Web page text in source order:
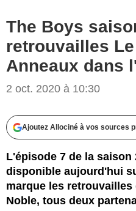
The Boys
retrouvailles
Anneaux dans
2 oct. 2020 à 10:30
Ajoutez Allociné à vos sources
L'épisode 7 de la saison
disponible aujourd'hui
marque les
Noble, tous deux